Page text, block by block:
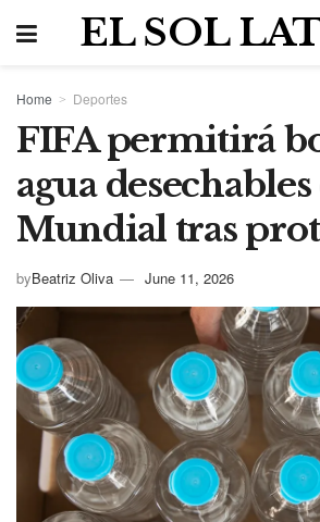
EL SOL
Home Deportes
FIFA permitirá
agua
Mundial tras
byBeatriz Oliva June 11, 2026